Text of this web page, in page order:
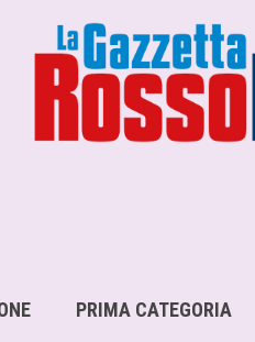
PRIMA CATEGORIA